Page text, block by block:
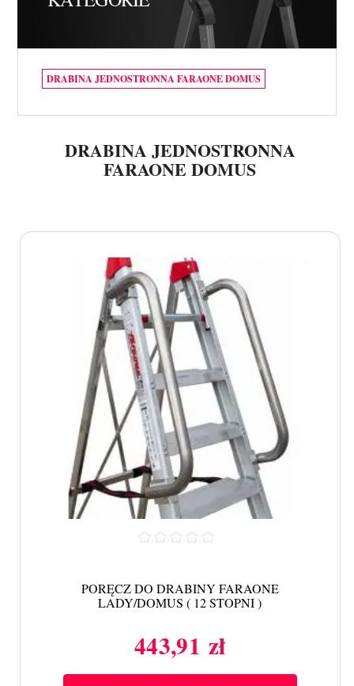
DRABINA JEDNOSTRONNA FARAONE DOMUS
DRABINA JEDNOSTRONNA
FARAONE DOMUS
PORĘCZ DO DRABINY FARAONE
LADY/DOMUS ( 12 STOPNI )
Cena
443,91 zł